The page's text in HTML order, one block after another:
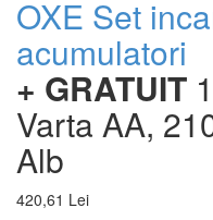
OXE Set
acumulatori
+ GRATUIT
Varta AA,
Alb
420,61 Lei